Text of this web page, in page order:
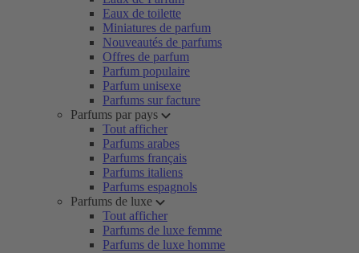
Eaux de toilette
Miniatures de parfum
Nouveautés de parfums
Offres de parfum
Parfum populaire
Parfum unisexe
Parfums sur facture
Parfums par pays
Tout afficher
Parfums arabes
Parfums français
Parfums italiens
Parfums espagnols
Parfums de luxe
Tout afficher
Parfums de luxe femme
Parfums de luxe homme